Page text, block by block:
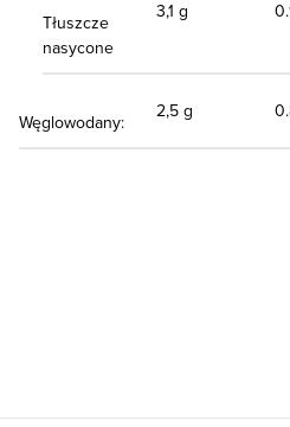
Tłuszcze
nasycone
3,1 g
Węglowodany:
2,5 g